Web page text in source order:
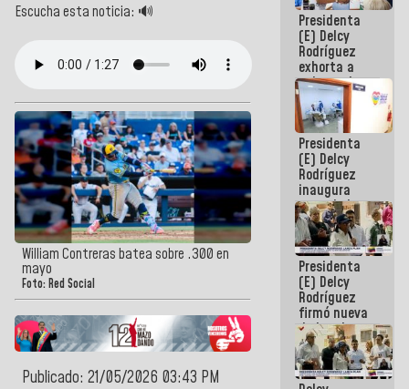
Escucha esta noticia: 🔊
William Contreras batea sobre .300 en
mayo
Foto: Red Social
Publicado: 21/05/2026 03:43 PM
Presidenta
(E) Delcy
Rodríguez
exhorta a
gobernadores
y alcaldes a
edificar
casas para
abuelos
Presidenta
(E) Delcy
Rodríguez
inaugura
casa de los
Abuelos
Primavera
en Caracas
Presidenta
(E) Delcy
Rodríguez
firmó nueva
de Ley de
Arrendamiento
aprobada
por la AN